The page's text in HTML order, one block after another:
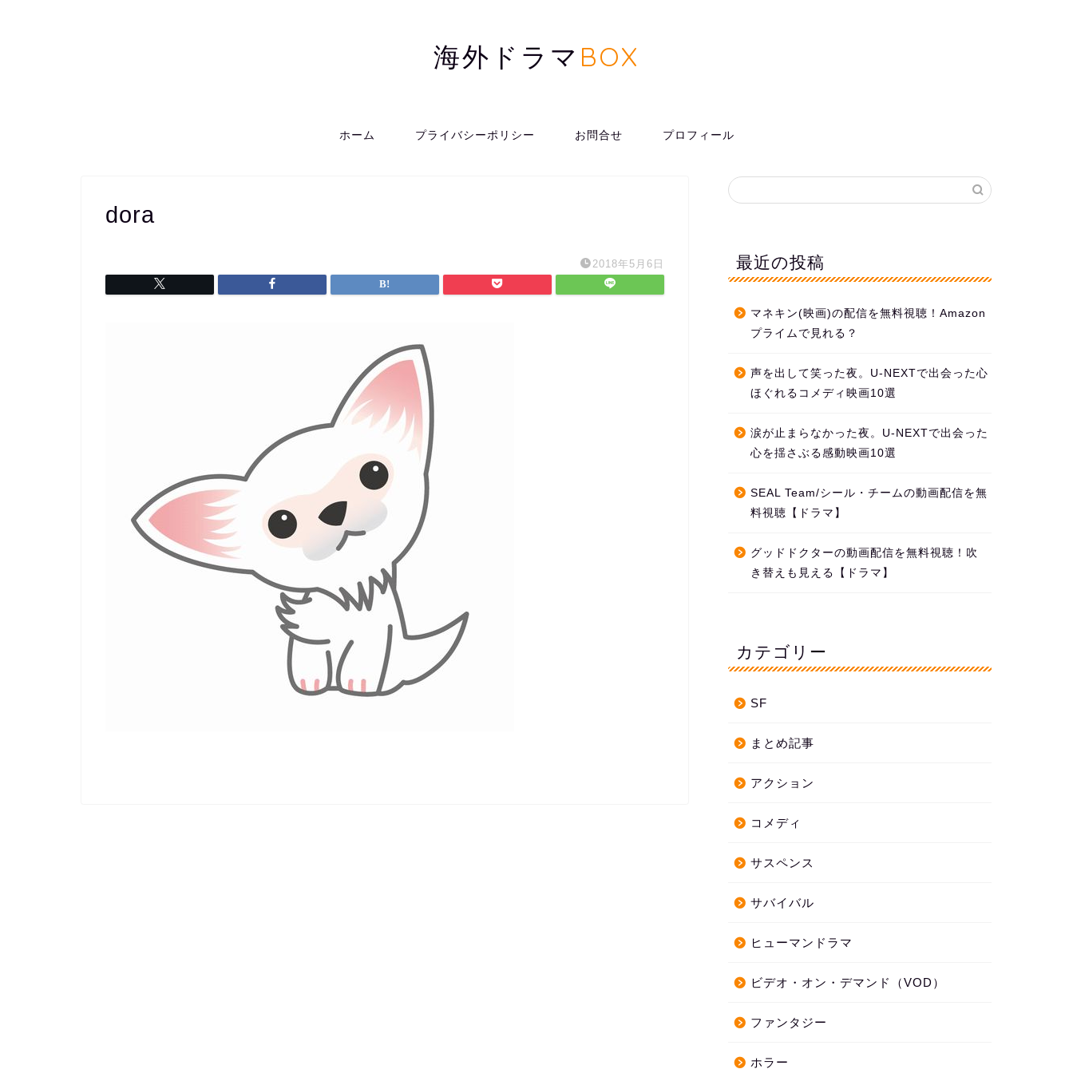
海外ドラマ BOX
ホーム プライバシーポリシー お問合せ プロフィール
dora
2018年5月6日 最近の投稿
マネキン(映画)の配信を無料視聴！Amazon
プライムで見れる？
声を出して笑った夜。U-NEXTで出会った心
ほぐれるコメディ映画10選
涙が止まらなかった夜。U-NEXTで出会った
心を揺さぶる感動映画10選
SEAL Team/シール・チームの動画配信を無
料視聴【ドラマ】
グッドドクターの動画配信を無料視聴！吹
き替えも見える【ドラマ】
カテゴリー
SF
まとめ記事
アクション
コメディ
サスペンス
サバイバル
ヒューマンドラマ
ビデオ・オン・デマンド（VOD）
ファンタジー
ホラー